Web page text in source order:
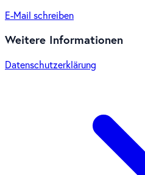
E-Mail schreiben
Weitere Informationen
Datenschutzerklärung